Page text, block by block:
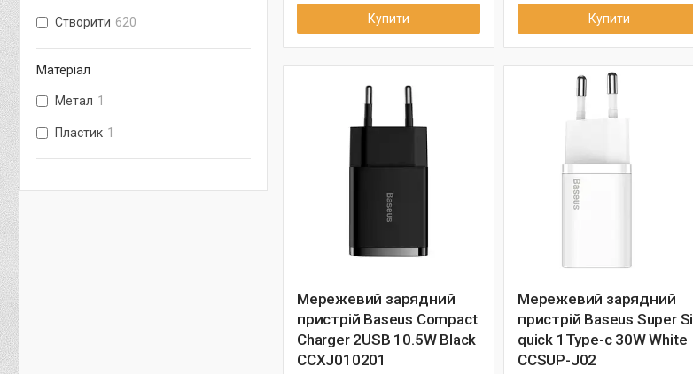
Купити Купити
Мережевий зарядний
пристрій Baseus Compact
Charger 2USB 10.5W Black
CCXJ010201
Мережевий зарядний
пристрій Baseus Super Si
quick 1Type-c 30W White
CCSUP-J02
Створити 620
Матеріал
Метал 1
Пластик 1